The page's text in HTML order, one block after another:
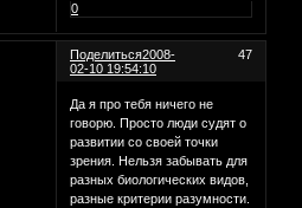
0
Поделиться 47
2008-
02-10 19:54:10
Да я про тебя ничего не
говорю. Просто люди судят о
развитии со своей точки
зрения. Нельзя забывать для
разных биологических видов,
разные критерии разумности.